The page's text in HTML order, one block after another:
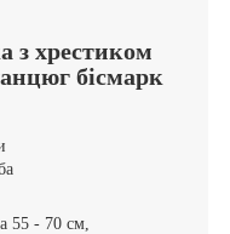
з хрестиком
бісмарк
55 - 70 см,